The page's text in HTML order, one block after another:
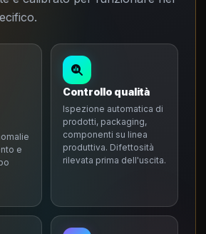
e
Controllo qualità
Ispezione automatica di
prodotti, packaging,
componenti su linea
produttiva. Difettosità
rilevata prima dell'uscita.